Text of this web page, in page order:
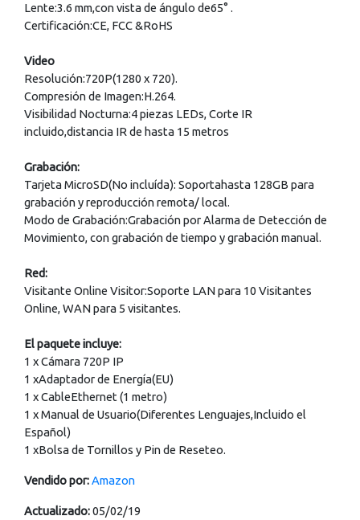
Lente:3.6 mm,con vista de ángulo de65° .
Certificación:CE, FCC &RoHS
Video
Resolución:720P(1280 x 720).
Compresión de Imagen:H.264.
Visibilidad Nocturna:4 piezas LEDs, Corte IR
incluido,distancia IR de hasta 15 metros
Grabación:
Tarjeta MicroSD(No incluída): Soportahasta 128GB para
grabación y reproducción remota/ local.
Modo de Grabación:Grabación por Alarma de Detección de
Movimiento, con grabación de tiempo y grabación manual.
Red:
Visitante Online Visitor:Soporte LAN para 10 Visitantes
Online, WAN para 5 visitantes.
El paquete incluye:
1 x Cámara 720P IP
1 xAdaptador de Energía(EU)
1 x CableEthernet (1 metro)
1 x Manual de Usuario(Diferentes Lenguajes,Incluido el
Español)
1 xBolsa de Tornillos y Pin de Reseteo.
Vendido por:Amazon
Actualizado:05/02/19